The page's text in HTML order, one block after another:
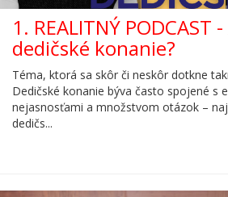
1. REALITNÝ PODCAST
dedičské konanie?
Téma, ktorá sa skôr či neskôr dotkne
Dedičské konanie býva často spojené s
nejasnosťami a množstvom otázok –
dedičs...